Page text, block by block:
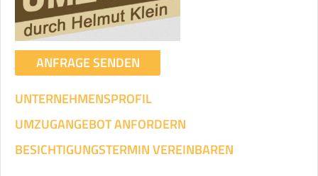
ANFRAGE SENDEN
UNTERNEHMENSPROFIL
UMZUGANGEBOT ANFORDERN
BESICHTIGUNGSTERMIN VEREINBAREN